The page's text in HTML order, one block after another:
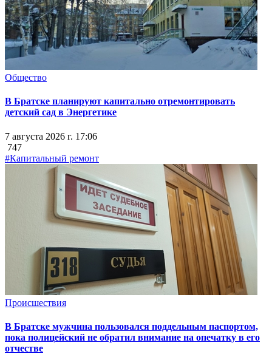
Общество
В Братске планируют капитально отремонтировать
детский сад в Энергетике
7 августа 2026 г. 17:06
747
#Капитальный ремонт
Происшествия
В Братске мужчина пользовался поддельным паспортом,
пока полицейский не обратил внимание на опечатку в его
отчестве